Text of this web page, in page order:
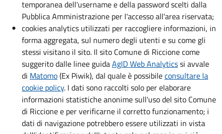
temporanea dell'username e della password scelti dalla
Pubblica Amministrazione per l'accesso all'area riservata;
cookies analytics utilizzati per raccogliere informazioni, in
forma aggregata, sul numero degli utenti e su come gli
stessi visitano il sito. Il sito Comune di Riccione come
suggerito dalle linee guidaAgID Web Analyticssi avvale
di Matomo(Ex Piwik), dal quale è possibileconsultare la
cookie policy. I dati sono raccolti solo per elaborare
informazioni statistiche anonime sull'uso del sito Comune
di Riccione e per verificarne il corretto funzionamento; i
dati di navigazione potrebbero essere utilizzati in vista